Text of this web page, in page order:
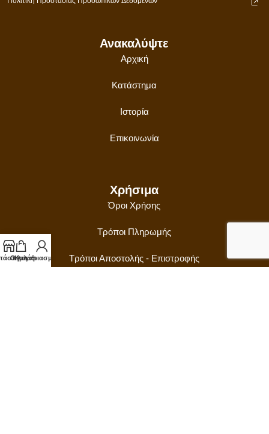
Ανακαλύψτε
Αρχική
Κατάστημα
Ιστορία
Επικοινωνία
Χρήσιμα
Όροι Χρήσης
Τρόποι Πληρωμής
Τρόποι Αποστολής - Επιστροφής
Καλάθι
Ο λογαριασμός μου